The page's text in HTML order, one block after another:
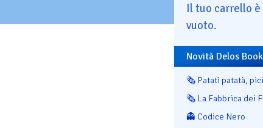
Il tuo carrello è
vuoto.
Novità Delos
🗞️ Patatì patatà,
🗞️ La Fabbrica dei
👻 Codice Nero